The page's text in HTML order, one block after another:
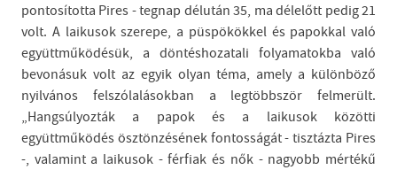
pontosította Pires - tegnap délután 35, ma délelőtt pedig 21
volt. A laikusok szerepe, a püspökökkel és papokkal való
együttműködésük, a döntéshozatali folyamatokba való
bevonásuk volt az egyik olyan téma, amely a különböző
nyilvános felszólalásokban a legtöbbször felmerült.
„Hangsúlyozták a papok és a laikusok közötti
együttműködés ösztönzésének fontosságát - tisztázta Pires
-, valamint a laikusok - férfiak és nők - nagyobb mértékű